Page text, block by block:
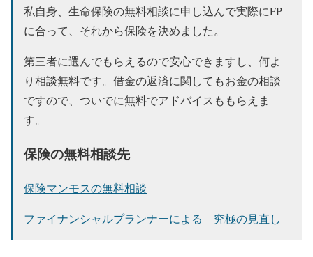
私自身、生命保険の無料相談に申し込んで実際にFP
に合って、それから保険を決めました。
第三者に選んでもらえるので安心できますし、何よ
り相談無料です。借金の返済に関してもお金の相談
ですので、ついでに無料でアドバイスももらえま
す。
保険の無料相談先
保険マンモスの無料相談
ファイナンシャルプランナーによる 究極の見直し